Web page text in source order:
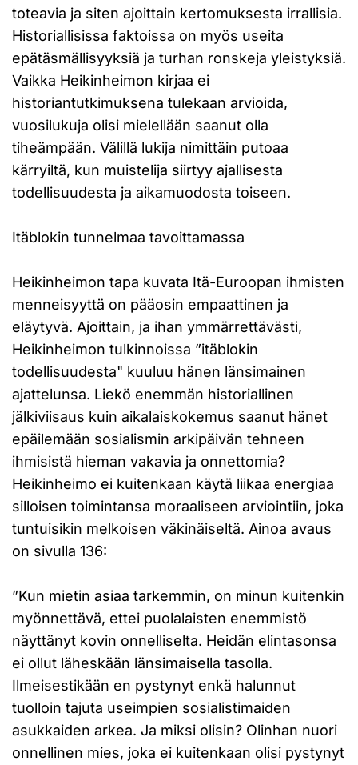
toteavia ja siten ajoittain kertomuksesta irrallisia.
Historiallisissa faktoissa on myös useita
epätäsmällisyyksiä ja turhan ronskeja yleistyksiä.
Vaikka Heikinheimon kirjaa ei
historiantutkimuksena tulekaan arvioida,
vuosilukuja olisi mielellään saanut olla
tiheämpään. Välillä lukija nimittäin putoaa
kärryiltä, kun muistelija siirtyy ajallisesta
todellisuudesta ja aikamuodosta toiseen.
Itäblokin tunnelmaa tavoittamassa
Heikinheimon tapa kuvata Itä-Euroopan ihmisten
menneisyyttä on pääosin empaattinen ja
eläytyvä. Ajoittain, ja ihan ymmärrettävästi,
Heikinheimon tulkinnoissa ”itäblokin
todellisuudesta" kuuluu hänen länsimainen
ajattelunsa. Liekö enemmän historiallinen
jälkiviisaus kuin aikalaiskokemus saanut hänet
epäilemään sosialismin arkipäivän tehneen
ihmisistä hieman vakavia ja onnettomia?
Heikinheimo ei kuitenkaan käytä liikaa energiaa
silloisen toimintansa moraaliseen arviointiin, joka
tuntuisikin melkoisen väkinäiseltä. Ainoa avaus
on sivulla 136:
”Kun mietin asiaa tarkemmin, on minun kuitenkin
myönnettävä, ettei puolalaisten enemmistö
näyttänyt kovin onnelliselta. Heidän elintasonsa
ei ollut läheskään länsimaisella tasolla.
Ilmeisestikään en pystynyt enkä halunnut
tuolloin tajuta useimpien sosialistimaiden
asukkaiden arkea. Ja miksi olisin? Olinhan nuori
onnellinen mies, joka ei kuitenkaan olisi pystynyt